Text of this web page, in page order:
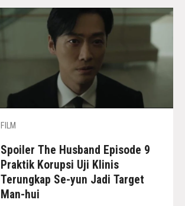
FILM
Spoiler The Husband Episode 9
Praktik Korupsi Uji Klinis
Terungkap Se-yun Jadi Target
Man-hui